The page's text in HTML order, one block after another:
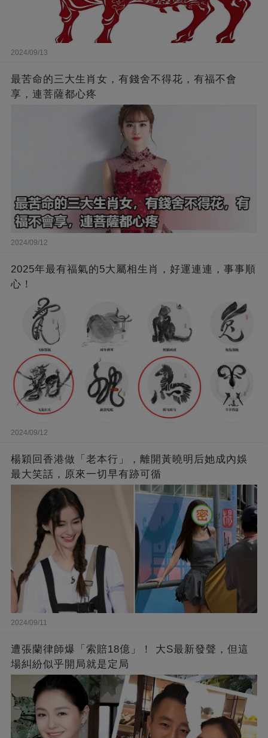
2024/09/13
最苦命的三大生肖女，有錢舍不得花，有福不會
享，連菩薩都心疼
2024/09/12
2025年最有福氣的5大屬相生肖，好運連連，事事順
心！
2024/09/12
楊穎回香港做「老本行」，離開黃曉明后她成內娛
最大笑話，原來一切早有跡可循
2024/09/11
遭張蘭律師爆「索賠18億」！ 大S最新發聲，但這
場糾紛似乎開局就是定局